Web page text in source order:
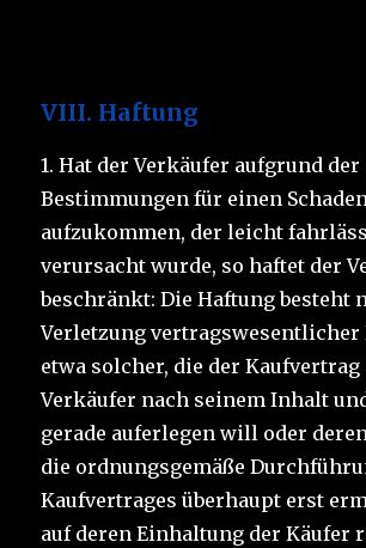
VIII. Haftung
1. Hat der Verkäufer aufgrund
Bestimmungen für einen Schaden
aufzukommen, der leicht
verursacht wurde, so haftet der
beschränkt: Die Haftung besteht
Verletzung vertragswesentlicher
etwa solcher, die der Kaufvertrag
Verkäufer nach seinem Inhalt
gerade auferlegen will oder
die ordnungsgemäße
Kaufvertrages überhaupt erst
auf deren Einhaltung der Käufer